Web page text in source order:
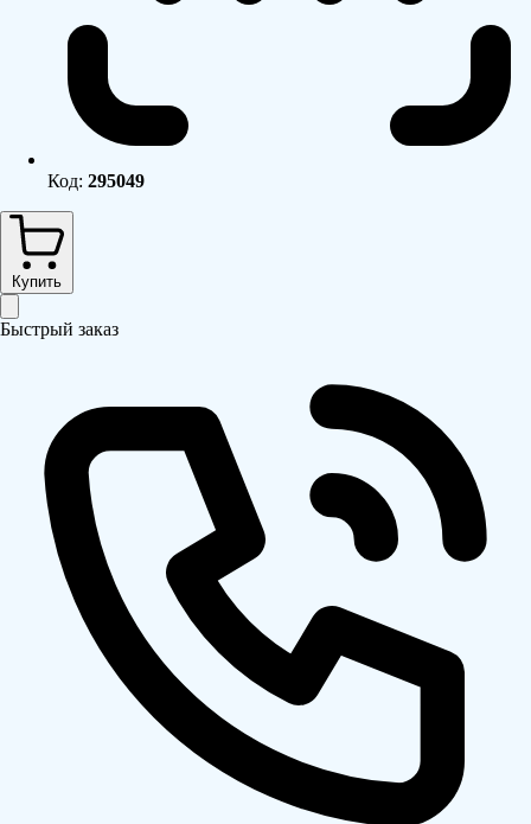
Код: 295049
Купить
Быстрый заказ